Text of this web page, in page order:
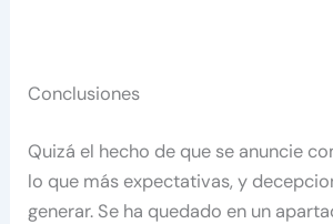
Conclusiones
Quizá el hecho de que se anuncie
lo que más expectativas, y
generar. Se ha quedado en un